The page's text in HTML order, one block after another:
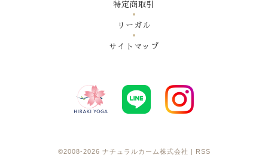
特定商取引
リーガル
サイトマップ
©2008-2026 ナチュラルカーム株式会社 RSS